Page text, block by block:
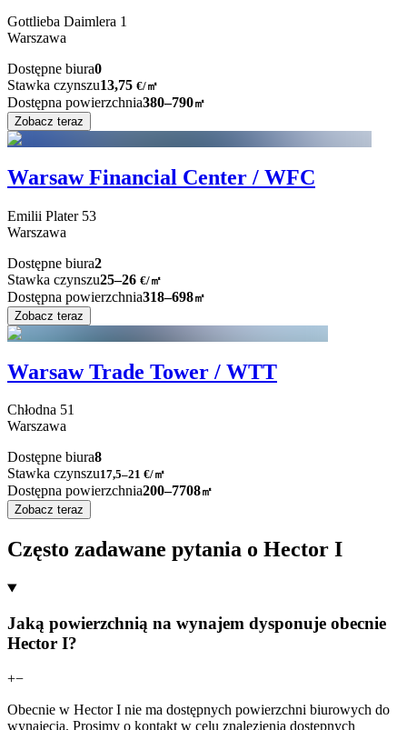
Gottlieba Daimlera 1
Warszawa
Dostępne biura0
Stawka czynszu13,75 €/㎡
Dostępna powierzchnia380–790㎡
Zobacz teraz
Warsaw Financial Center / WFC
Emilii Plater 53
Warszawa
Dostępne biura2
Stawka czynszu25–26 €/㎡
Dostępna powierzchnia318–698㎡
Zobacz teraz
Warsaw Trade Tower / WTT
Chłodna 51
Warszawa
Dostępne biura8
Stawka czynszu17,5–21 €/㎡
Dostępna powierzchnia200–7708㎡
Zobacz teraz
Często zadawane pytania o Hector I
Jaką powierzchnią na wynajem dysponuje obecnie
Hector I?
+−
Obecnie w Hector I nie ma dostępnych powierzchni biurowych do
wynajęcia. Prosimy o kontakt w celu znalezienia dostępnych